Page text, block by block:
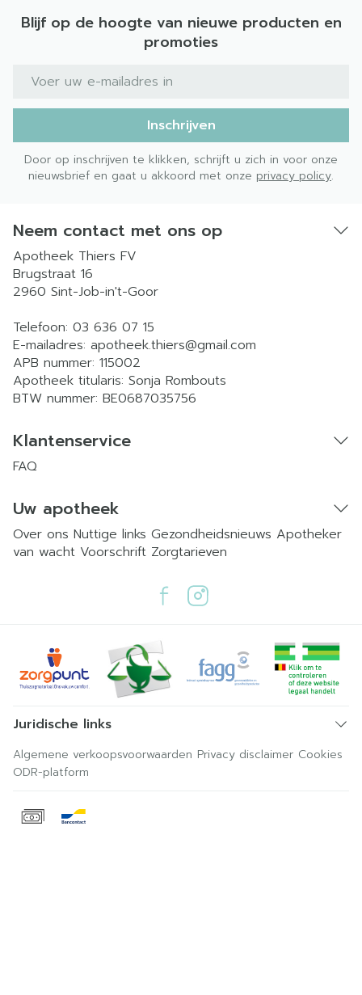
Blijf op de hoogte van nieuwe producten en
promoties
E-mail adres
Inschrijven
Door op inschrijven te klikken, schrijft u zich in voor onze
nieuwsbrief en gaat u akkoord met onze privacy policy.
Neem contact met ons op
Apotheek Thiers FV
Brugstraat 16
2960 Sint-Job-in't-Goor
Telefoon: 03 636 07 15
E-mailadres: apotheek.thiers@gmail.com
APB nummer: 115002
Apotheek titularis: Sonja Rombouts
BTW nummer: BE0687035756
Klantenservice
FAQ
Uw apotheek
Over ons Nuttige links Gezondheidsnieuws Apotheker
van wacht Voorschrift Zorgtarieven
Juridische links
Algemene verkoopsvoorwaarden Privacy disclaimer Cookies
ODR-platform